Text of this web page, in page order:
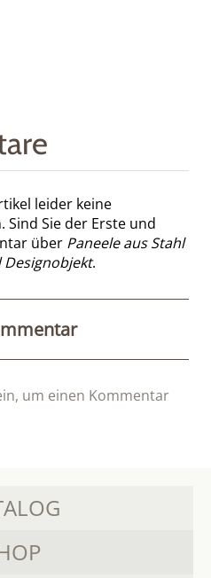
leider keine
Sie der Erste und
über Paneele aus Stahl
.
um einen Kommentar